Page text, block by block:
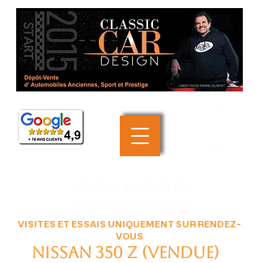
VISITES ET ESSAIS UNIQUEMENT SUR RENDEZ-
VOUS
Nissan 350 Z (VENDUE)